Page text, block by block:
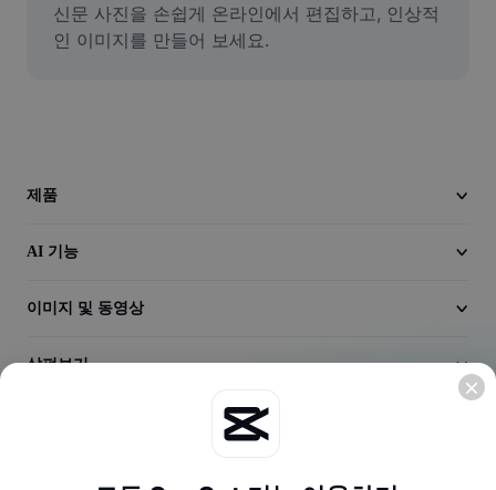
동영상
동영상 길이 다듬기
동영상에 자막 추가
신문 사진을 손쉽게 온라인에서 편집하고, 인상적
인 이미지를 만들어 보세요.
제품
AI 기능
이미지 및 동영상
살펴보기